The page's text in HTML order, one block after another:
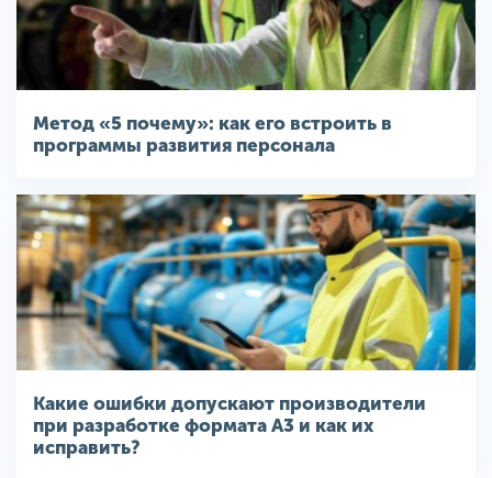
Метод «5 почему»: как его встроить в
программы развития персонала
Какие ошибки допускают производители
при разработке формата A3 и как их
исправить?